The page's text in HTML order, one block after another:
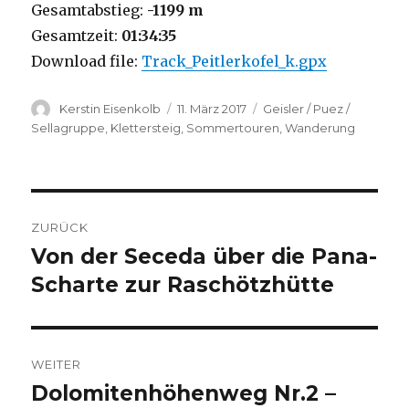
Gesamtabstieg: -1199 m
Gesamtzeit: 01:34:35
Download file: Track_Peitlerkofel_k.gpx
Autor
Kerstin Eisenkolb
Veröffentlicht
am
11. März 2017 Kategorien
Geisler / Puez /
Sellagruppe, Klettersteig, Sommertouren,Wanderung
ZURÜCK
Vorheriger
Beitrag:
Von der Seceda über die Pana-
Scharte zur Raschötzhütte
WEITER
Nächster
Dolomitenhöhenweg Nr.2 –